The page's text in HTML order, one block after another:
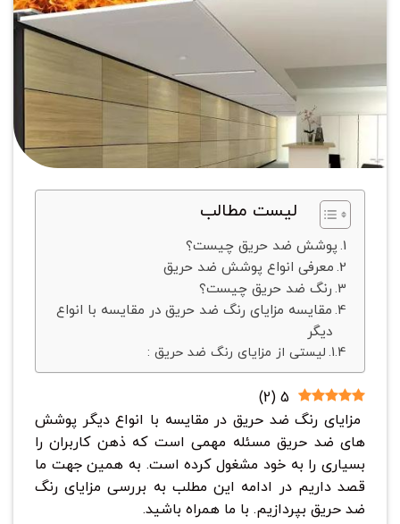
لیست مطالب
پوشش ضد حریق چیست؟
معرفی انواع پوشش ضد حریق
رنگ ضد حریق چیست؟
مقایسه مزایای رنگ ‌ضد حریق در مقایسه با انواع
دیگر
لیستی از مزایای رنگ ضد حریق :
5
(
2
)
مزایای رنگ ‌ضد حریق در مقایسه با انواع دیگر پوشش
های ضد حریق مسئله مهمی است که ذهن کاربران را
بسیاری را به خود مشغول کرده است. به همین جهت ما
قصد داریم در ادامه این مطلب به بررسی مزایای رنگ
‌ضد حریق بپردازیم. با ما همراه باشید.